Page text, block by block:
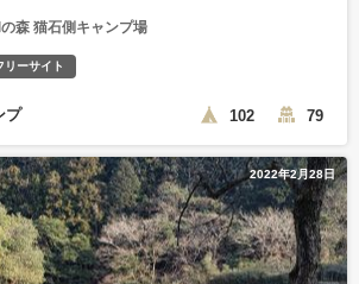
森 猫石側キャンプ場
リーサイト
プ 102 79
2022年2月28日